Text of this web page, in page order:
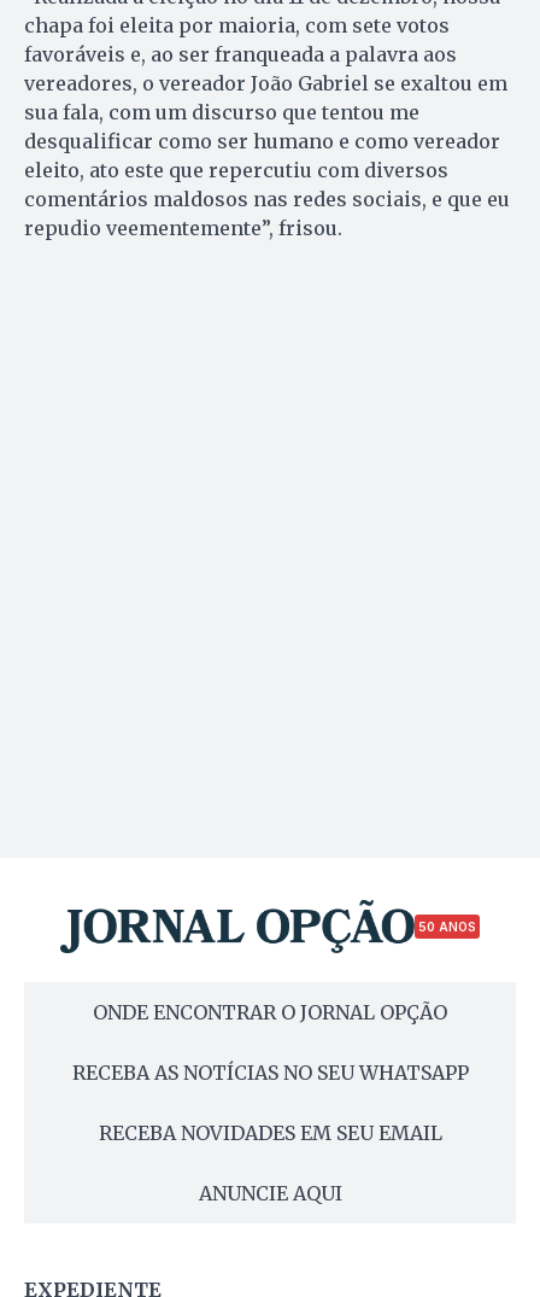
chapa foi eleita por maioria, com sete votos
favoráveis e, ao ser franqueada a palavra aos
vereadores, o vereador João Gabriel se exaltou em
sua fala, com um discurso que tentou me
desqualificar como ser humano e como vereador
eleito, ato este que repercutiu com diversos
comentários maldosos nas redes sociais, e que eu
repudio veementemente”, frisou.
50 ANOS
ONDE ENCONTRAR O JORNAL OPÇÃO
RECEBA AS NOTÍCIAS NO SEU WHATSAPP
RECEBA NOVIDADES EM SEU EMAIL
ANUNCIE AQUI
EXPEDIENTE